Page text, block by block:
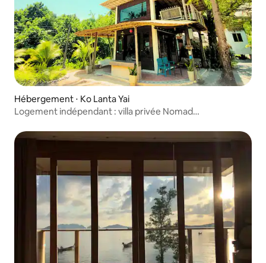
Hébergement ⋅ Ko Lanta Yai
Logement indépendant : villa privée Nomad